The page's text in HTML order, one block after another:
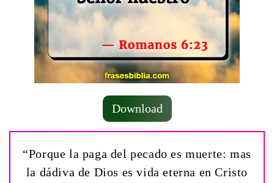
Download
“Porque la paga del pecado es muerte: mas
la dádiva de Dios es vida eterna en Cristo